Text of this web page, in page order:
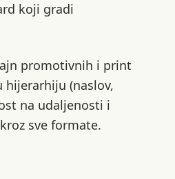
koji gradi
promotivnih i print
(naslov,
na udaljenosti i
sve formate.